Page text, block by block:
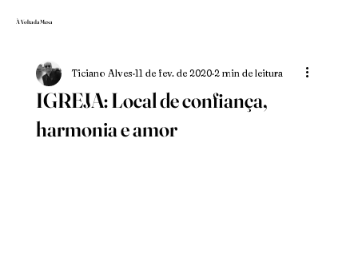
À Volta da Mesa
IGREJA: Local de confiança,
harmonia e amor
Ticiano Alves 11 de fev. de 2020 2 min de leitura